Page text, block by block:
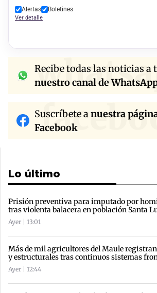
Alertas Boletines
Ver detalle
Recibe todas las noticias a
nuestro canal de
Suscríbete anuestra
Facebook
Lo último
Prisión preventiva para imputado por
tras violenta balacera en población Santa
Ayer | 13:01
Más de mil agricultores del Maule
y estructurales tras continuos sistemas
Ayer | 12:44